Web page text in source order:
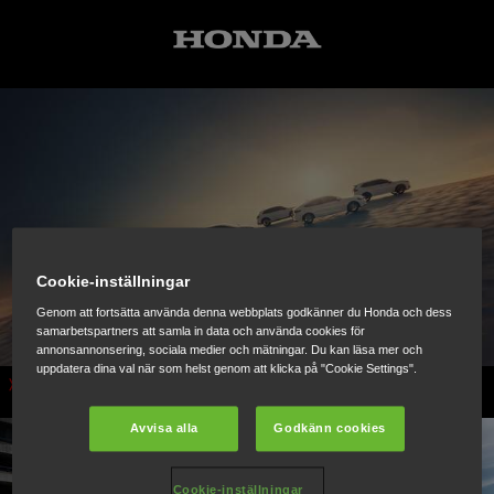
Cookie-inställningar
Genom att fortsätta använda denna webbplats godkänner du Honda och dess
samarbetspartners att samla in data och använda cookies för
annonsannonsering, sociala medier och mätningar. Du kan läsa mer och
uppdatera dina val när som helst genom att klicka på "Cookie Settings".
Avvisa alla Godkänn cookies
Cookie-inställningar